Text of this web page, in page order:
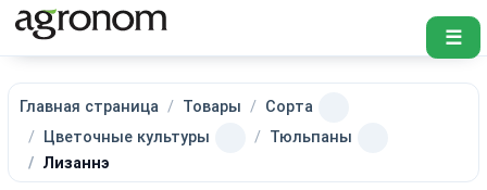
☰
Главная страница Товары
Сорта
Цветочные культуры
Тюльпаны
Лизаннэ